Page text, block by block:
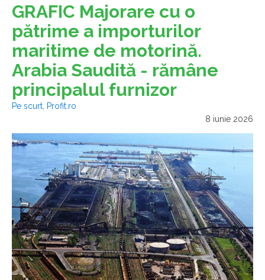
GRAFIC Majorare cu o
pătrime a importurilor
maritime de motorină.
Arabia Saudită - rămâne
principalul furnizor
Pe scurt, Profit.ro
8 iunie 2026